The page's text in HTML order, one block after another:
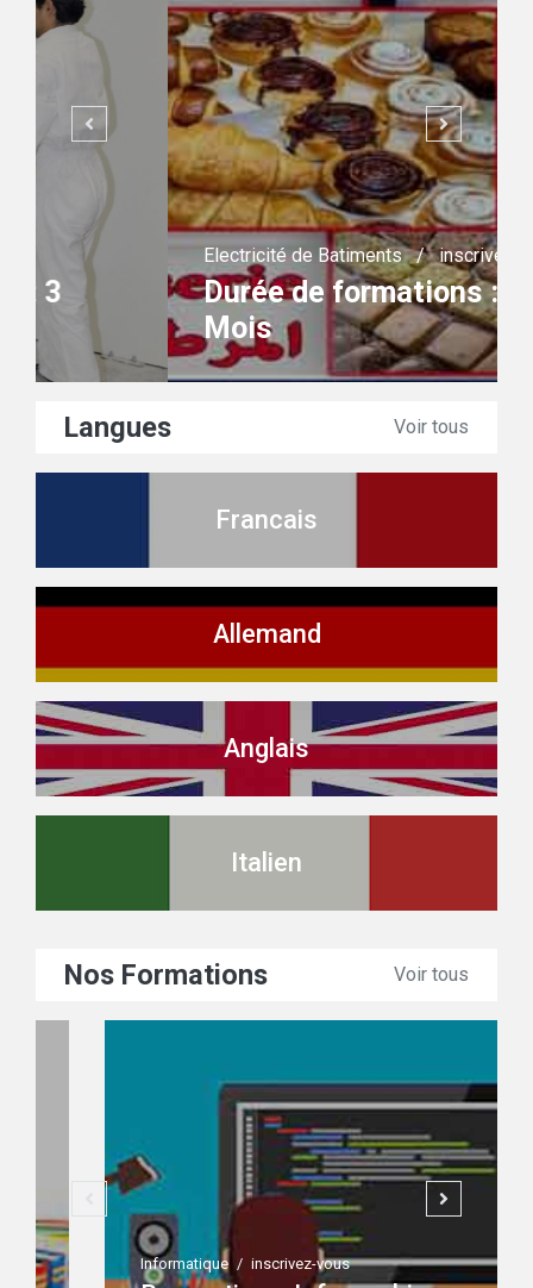
Electricité de Batiments / inscrivez-vous
Durée de formations : 3
Langues Voir tous
Francais
Allemand
Anglais
Italien
Nos Formations Voir tous
Informatique / inscrivez-vous